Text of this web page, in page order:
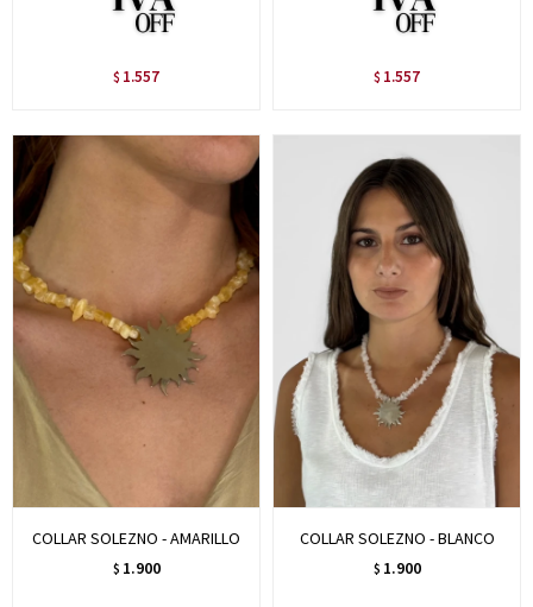
$ 1.557 $ 1.557
COLLAR SOLEZNO - AMARILLO
$ 1.900
COLLAR SOLEZNO - BLANCO
$ 1.900